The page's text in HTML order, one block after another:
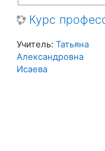
Курс
Учитель: Татьяна
Александровна
Исаева